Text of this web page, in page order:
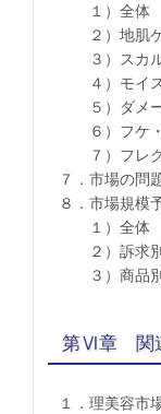
１）全体
２）地肌
３）スカル
４）モイス
５）ダメー
６）フケ・
７）フレグ
７．市場の問
８．市場規模
１）全体
２）訴求別
３）商品別
第Ⅵ章 関
１．理美容市